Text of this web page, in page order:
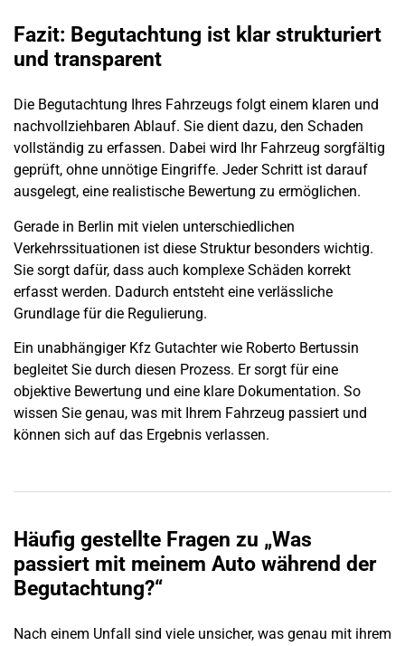
Fazit: Begutachtung ist klar strukturiert
und transparent
Die Begutachtung Ihres Fahrzeugs folgt einem klaren und
nachvollziehbaren Ablauf. Sie dient dazu, den Schaden
vollständig zu erfassen. Dabei wird Ihr Fahrzeug sorgfältig
geprüft, ohne unnötige Eingriffe. Jeder Schritt ist darauf
ausgelegt, eine realistische Bewertung zu ermöglichen.
Gerade in Berlin mit vielen unterschiedlichen
Verkehrssituationen ist diese Struktur besonders wichtig.
Sie sorgt dafür, dass auch komplexe Schäden korrekt
erfasst werden. Dadurch entsteht eine verlässliche
Grundlage für die Regulierung.
Ein unabhängiger Kfz Gutachter wie Roberto Bertussin
begleitet Sie durch diesen Prozess. Er sorgt für eine
objektive Bewertung und eine klare Dokumentation. So
wissen Sie genau, was mit Ihrem Fahrzeug passiert und
können sich auf das Ergebnis verlassen.
Häufig gestellte Fragen zu „Was
passiert mit meinem Auto während der
Begutachtung?“
Nach einem Unfall sind viele unsicher, was genau mit ihrem